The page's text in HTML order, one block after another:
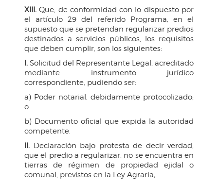
XIII. Que, de conformidad con lo dispuesto por
el artículo 29 del referido Programa, en el
supuesto que se pretendan regularizar predios
destinados a servicios públicos, los requisitos
que deben cumplir, son los siguientes:
I. Solicitud del Representante Legal, acreditado
mediante instrumento jurídico
correspondiente, pudiendo ser:
a) Poder notarial, debidamente protocolizado;
o
b) Documento oficial que expida la autoridad
competente.
II. Declaración bajo protesta de decir verdad,
que el predio a regularizar, no se encuentra en
tierras de régimen de propiedad ejidal o
comunal, previstos en la Ley Agraria;